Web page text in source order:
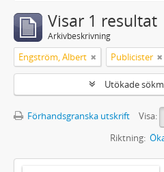
Visar 1 resultat
Arkivbeskrivning
Engström, Albert Publicister
Utökade
Förhandsgranska utskrift
Visa:
Riktning: